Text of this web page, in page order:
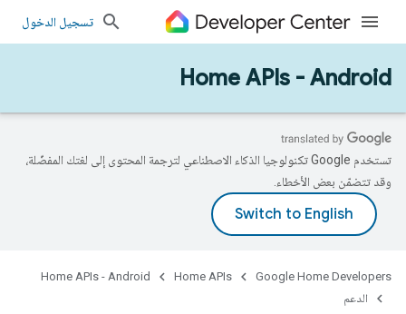
تسجيل الدخول
Home APIs - Android
تستخدم Google تكنولوجيا الذكاء الاصطناعي لترجمة المحتوى إلى لغتك المفضّلة،
وقد تتضمّن بعض الأخطاء.
Google Home Developers
Home APIs
Home APIs - Android
الدعم